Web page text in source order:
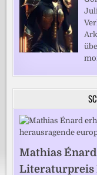
Mathias
Literaturpreis